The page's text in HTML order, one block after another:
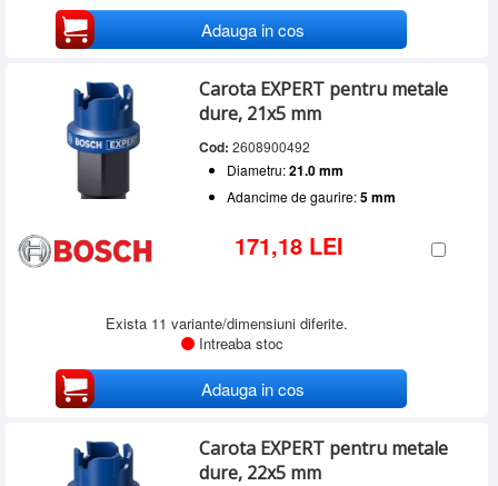
Adauga in cos
Carota EXPERT pentru metale
dure, 21x5 mm
Cod: 2608900492
Diametru:21.0 mm
Adancime de gaurire:5 mm
171,18 LEI
Exista 11 variante/dimensiuni diferite.
Intreaba stoc
Adauga in cos
Carota EXPERT pentru metale
dure, 22x5 mm